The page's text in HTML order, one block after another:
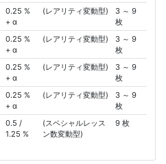
0.25 %
+ α
(レアリティ変動型)
3 ～ 9
枚
0.25 %
+ α
(レアリティ変動型)
3 ～ 9
枚
0.25 %
+ α
(レアリティ変動型)
3 ～ 9
枚
0.25 %
+ α
(レアリティ変動型)
3 ～ 9
枚
0.5 /
1.25 %
(スペシャルレッス
ン数変動型)
9 枚